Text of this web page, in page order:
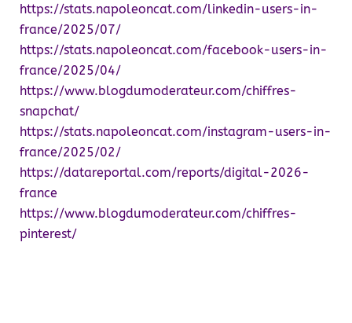
https://stats.napoleoncat.com/linkedin-users-in-
france/2025/07/
https://stats.napoleoncat.com/facebook-users-in-
france/2025/04/
https://www.blogdumoderateur.com/chiffres-
snapchat/
https://stats.napoleoncat.com/instagram-users-in-
france/2025/02/
https://datareportal.com/reports/digital-2026-
france
https://www.blogdumoderateur.com/chiffres-
pinterest/